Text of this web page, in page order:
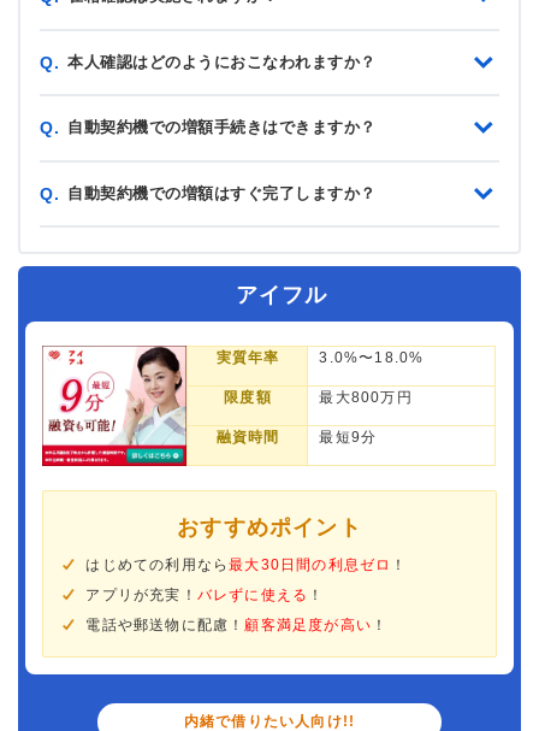
Q. 本人確認はどのようにおこなわれますか？
Q. 自動契約機での増額手続きはできますか？
Q. 自動契約機での増額はすぐ完了しますか？
アイフル
実質年率 3.0%〜18.0%
限度額 最大800万円
融資時間 最短9分
おすすめポイント
はじめての利用なら最大30日間の利息ゼロ ！
アプリが充実！ バレずに使える ！
電話や郵送物に配慮！ 顧客満足度が高い ！
内緒で借りたい人向け!!